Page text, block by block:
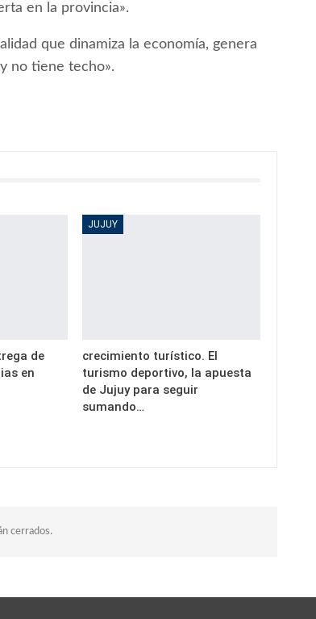
en la provincia».
que dinamiza la economía, genera
no tiene techo».
de
en
JUJUY
crecimiento turístico. El
turismo deportivo, la apuesta
de Jujuy para seguir
sumando…
cerrados.